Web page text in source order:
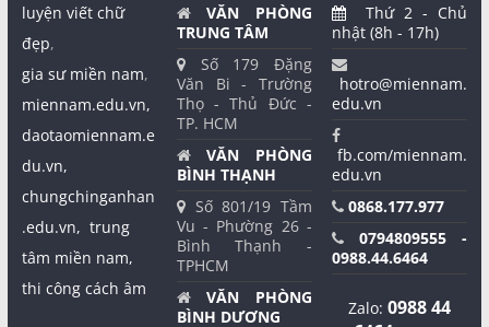
luyện viết chữ
đẹp,
gia sư miền nam,
miennam.edu.vn,
daotaomiennam.e
du.vn,
chungchinganhan
.edu.vn, trung
tâm miền nam,
thi công cách âm
VĂN PHÒNG
TRUNG TÂM
Số 179 Đặng
Văn Bi - Trường
Thọ - Thủ Đức -
TP. HCM
VĂN PHÒNG
BÌNH THẠNH
Số 801/19 Tầm
Vu - Phường 26 -
Bình Thạnh -
TPHCM
VĂN PHÒNG
BÌNH DƯƠNG
Thứ 2 - Chủ
nhật (8h - 17h)
hotro@miennam.
edu.vn
fb.com/miennam.
edu.vn
0868.177.977
0794809555 -
0988.44.6464
Zalo:0988 44